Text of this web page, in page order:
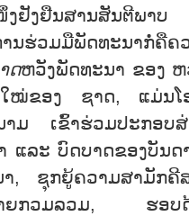
ງຢັງຢືນສານສັນຕີພາ
ນຮ່ວມມືພັດທະນາກໍ່ຄືຄ
ດຫວັງພັດທະນາ ຂອງ
ໃໝ່ຂອງ ຊາດ, ແມ່ນໂ
າມ ເຂົ້າຮ່ວມປະກອບ
ແລະ ບົດບາດຂອງບັນດ
າ, ຊຸກຍູ້ຄວາມສາມັກຄີ
ຍກວມລວມ, ຮອບດ້